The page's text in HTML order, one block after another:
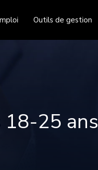
Outils de gestion
18-25 ans